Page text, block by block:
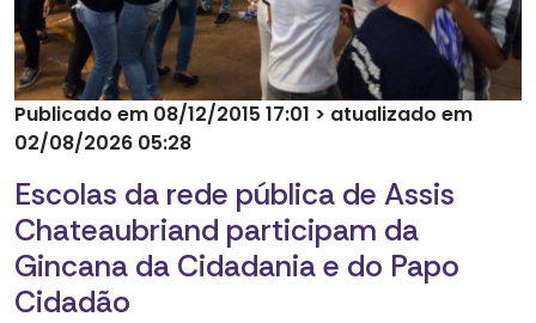
Publicado em 08/12/2015 17:01 > atualizado em
02/08/2026 05:28
Escolas da rede pública de Assis
Chateaubriand participam da
Gincana da Cidadania e do Papo
Cidadão